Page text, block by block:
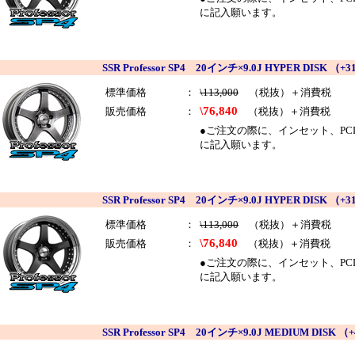
に記入願います。
SSR Professor SP4 20インチ×9.0J HYPER DISK （
標準価格 ： \113,000 （税抜）＋消費税
販売価格
： \76,840 （税抜）＋消費税
●ご注文の際に、インセット、
に記入願います。
SSR Professor SP4 20インチ×9.0J HYPER DISK （
標準価格 ： \113,000 （税抜）＋消費税
販売価格
： \76,840 （税抜）＋消費税
●ご注文の際に、インセット、
に記入願います。
SSR Professor SP4 20インチ×9.0J MEDIUM DISK （